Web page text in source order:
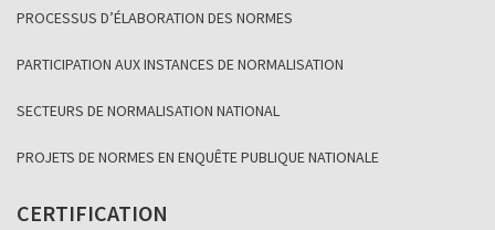
PROCESSUS D’ÉLABORATION DES NORMES
PARTICIPATION AUX INSTANCES DE NORMALISATION
SECTEURS DE NORMALISATION NATIONAL
PROJETS DE NORMES EN ENQUÊTE PUBLIQUE NATIONALE
CERTIFICATION